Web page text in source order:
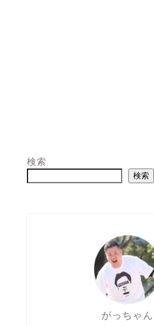
検索
検索
がっちゃん